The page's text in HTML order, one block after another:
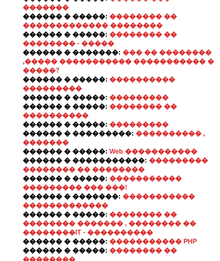
�������
������ � �����: �������� ��
������������� ��������
������ � �����: �������� ��
�������� - �����
������ � �������: ��� �� ��������
,����� ����������� ����������� �
�����?
������ � �����: ����������
���������
������ � �����: ���������
������ � �����: �������� ��
����������
������ � �����: ���������
������ � ���������: ���������� ,
�������
������ � �����: Web �����������
������ � �����������: ���������
�������� �� ��������
������ � �����: �����������
��������� ��� ���!
������ � �������: �����������
�������������
������ � �����: �������� ��
�������� ������� , �������� ��
��������IT - ����������
������ � �����: ����������� PHP
������ � �����: �������� ��
��������